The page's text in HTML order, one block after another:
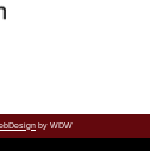
by WDW